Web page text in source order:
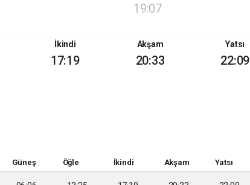
19:07
İkindi
17:19
Akşam
20:33
Yatsı
22:09
Güneş Öğle İkindi Akşam Yatsı